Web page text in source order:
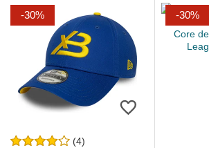
-30%
(4)
-30%